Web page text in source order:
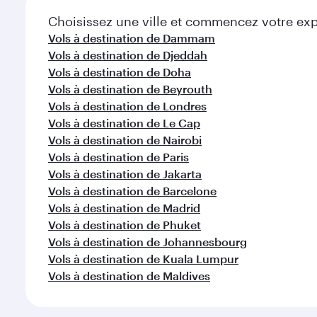
Choisissez une ville et commencez votre
Vols à destination de Dammam
Vols à destination de Djeddah
Vols à destination de Doha
Vols à destination de Beyrouth
Vols à destination de Londres
Vols à destination de Le Cap
Vols à destination de Nairobi
Vols à destination de Paris
Vols à destination de Jakarta
Vols à destination de Barcelone
Vols à destination de Madrid
Vols à destination de Phuket
Vols à destination de Johannesbourg
Vols à destination de Kuala Lumpur
Vols à destination de Maldives